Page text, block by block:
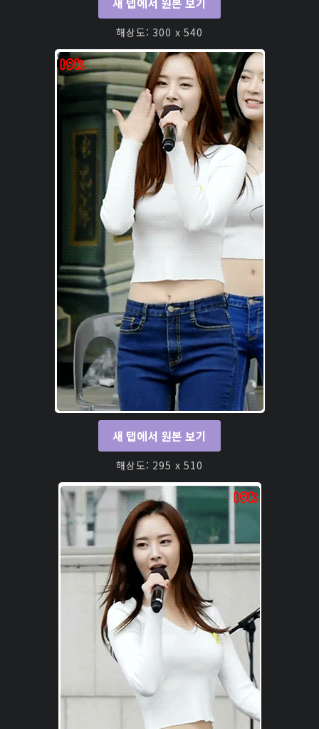
해상도: 300 x 540
새 탭에서 원본 보기
해상도: 295 x 510